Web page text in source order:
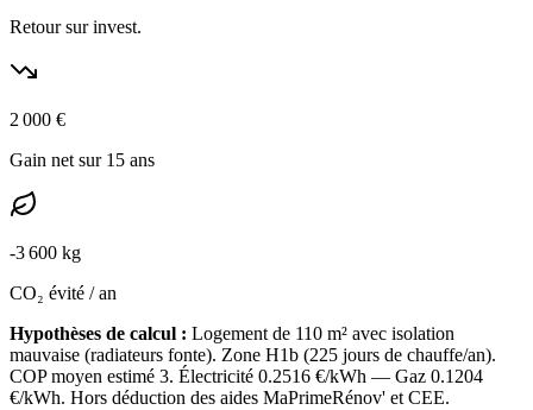
Retour sur invest.
2 000 €
Gain net sur 15 ans
-3 600 kg
CO₂ évité / an
Hypothèses de calcul : Logement de 110 m² avec isolation
mauvaise (radiateurs fonte). Zone H1b (225 jours de chauffe/an).
COP moyen estimé 3. Électricité 0.2516 €/kWh — Gaz 0.1204
€/kWh. Hors déduction des aides MaPrimeRénov' et CEE.